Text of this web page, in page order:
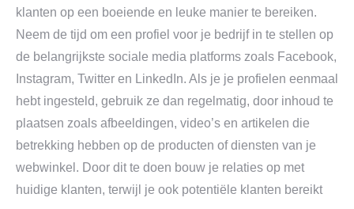
klanten op een boeiende en leuke manier te bereiken.
Neem de tijd om een profiel voor je bedrijf in te stellen op
de belangrijkste sociale media platforms zoals Facebook,
Instagram, Twitter en LinkedIn. Als je je profielen eenmaal
hebt ingesteld, gebruik ze dan regelmatig, door inhoud te
plaatsen zoals afbeeldingen, video’s en artikelen die
betrekking hebben op de producten of diensten van je
webwinkel. Door dit te doen bouw je relaties op met
huidige klanten, terwijl je ook potentiële klanten bereikt